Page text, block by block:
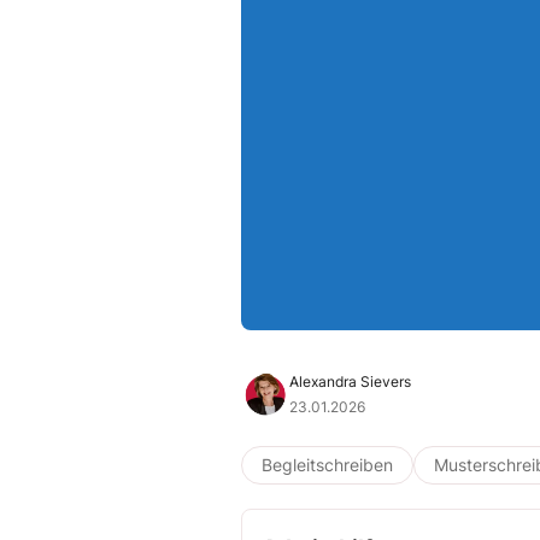
Alexandra Sievers
23.01.2026
Begleitschreiben